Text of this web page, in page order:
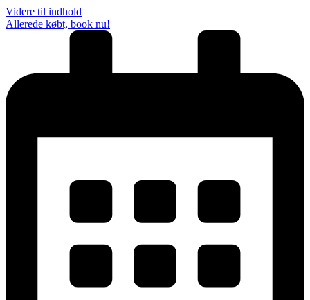
Videre til indhold
Allerede købt, book nu!